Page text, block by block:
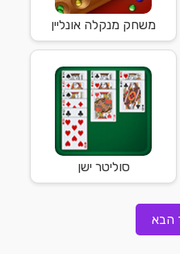
משחק מנקלה אונליין
סוליטר ישן
הבא